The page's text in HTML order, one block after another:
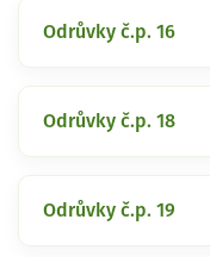
Odrůvky č.p. 16
Odrůvky č.p. 18
Odrůvky č.p. 19